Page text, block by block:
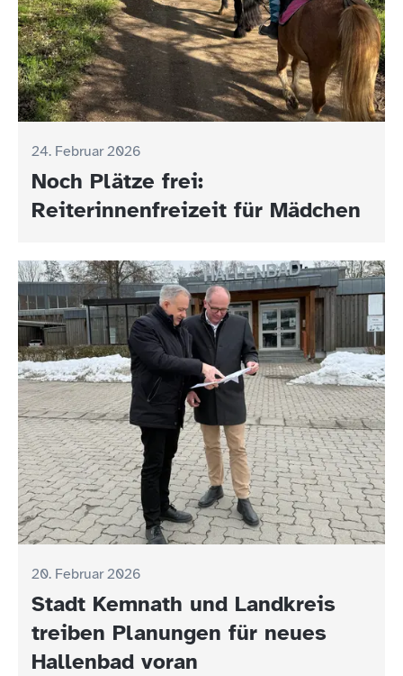
24. Februar 2026
Noch Plätze frei:
Reiterinnenfreizeit für Mädchen
20. Februar 2026
Stadt Kemnath und Landkreis
treiben Planungen für neues
Hallenbad voran